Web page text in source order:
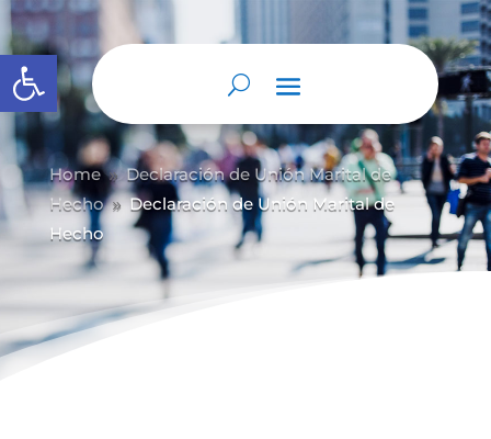
Abrir barra de herramientas
Home 9 Declaración de Unión Marital de
Hecho 9 Declaración de Unión Marital de
Hecho